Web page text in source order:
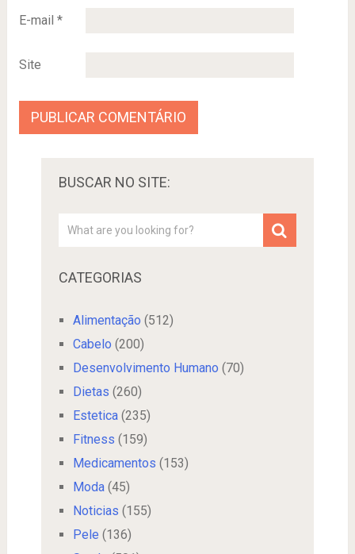
E-mail *
Site
BUSCAR NO SITE:
CATEGORIAS
Alimentação (512)
Cabelo (200)
Desenvolvimento Humano (70)
Dietas (260)
Estetica(235)
Fitness (159)
Medicamentos (153)
Moda(45)
Noticias (155)
Pele (136)